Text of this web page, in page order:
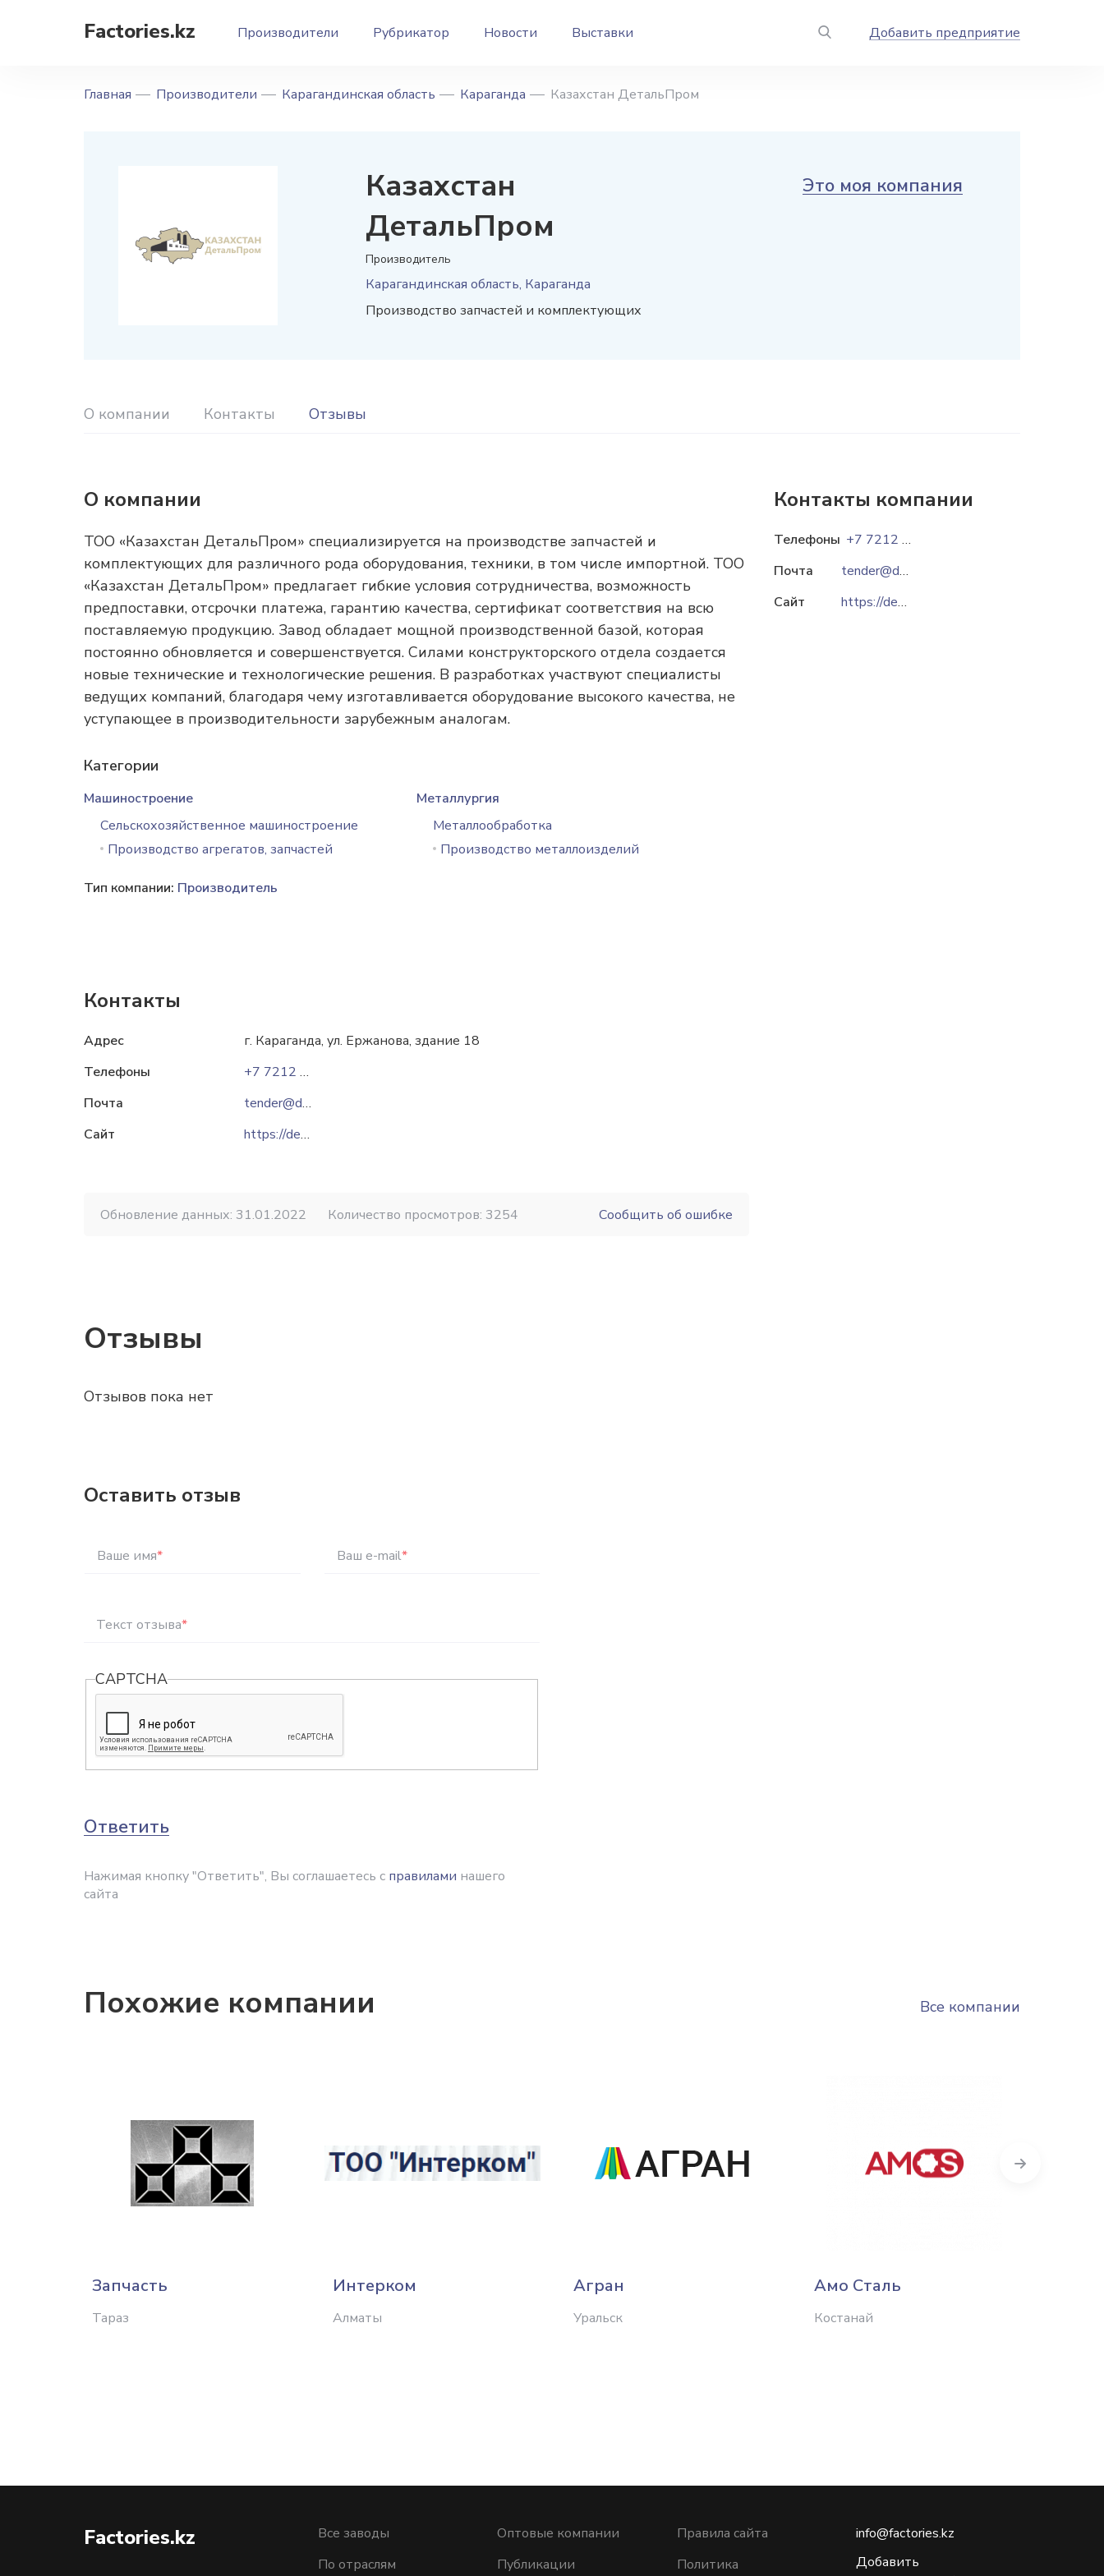
Factories.kz Производители Рубрикатор Новости Выставки Добавить предприятие
Главная Производители Карагандинская область Караганда Казахстан ДетальПром
Казахстан
ДетальПром
Производитель
Карагандинская область, Караганда
Производство запчастей и комплектующих
Это моя компания
О компании Контакты Отзывы
О компании
ТОО «Казахстан ДетальПром» специализируется на производстве запчастей и
комплектующих для различного рода оборудования, техники, в том числе импортной. ТОО
«Казахстан ДетальПром» предлагает гибкие условия сотрудничества, возможность
предпоставки, отсрочки платежа, гарантию качества, сертификат соответствия на всю
поставляемую продукцию. Завод обладает мощной производственной базой, которая
постоянно обновляется и совершенствуется. Силами конструкторского отдела создается
новые технические и технологические решения. В разработках участвуют специалисты
ведущих компаний, благодаря чему изготавливается оборудование высокого качества, не
уступающее в производительности зарубежным аналогам.
Категории
Машиностроение
Сельскохозяйственное машиностроение
Производство агрегатов, запчастей
Металлургия
Металлообработка
Производство металлоизделий
Тип компании: Производитель
Контакты
Адрес
г. Караганда, ул. Ержанова, здание 18
Телефоны
+7 7212 94 03 14
Почта
tender@detalprom.kz
Сайт
https://detalprom.kz
Обновление данных: 31.01.2022 Количество просмотров: 3254 Сообщить об ошибке
Отзывы
Отзывов пока нет
Оставить отзыв
Ваше имя* Ваш e-mail*
Текст отзыва*
CAPTCHA
Ответить
Нажимая кнопку "Ответить", Вы соглашаетесь с правилами нашего
сайта
Контакты компании
Телефоны
+7 7212 94 03 14
Почта
tender@detalprom.kz
Сайт
https://detalprom.kz
Похожие компании Все компании
Запчасть
Тараз
Интерком
Алматы
Агран
Уральск
Амо Сталь
Костанай
Factories.kz
Все заводы
По отраслям
Оптовые компании
Публикации
Правила сайта
Политика
info@factories.kz
Добавить